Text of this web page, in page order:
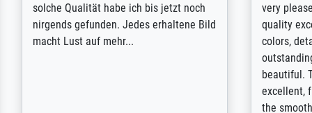
gedauert, die angekündigte Lieferzeit
wurde aber letztlich sogar etwas
unterschritten. Die Qualität des Papiers
expert
results for
client. The
repertoire
will
regards to
repertoire.